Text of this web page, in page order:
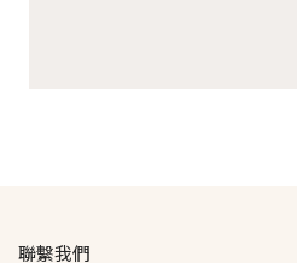
聯繫我們